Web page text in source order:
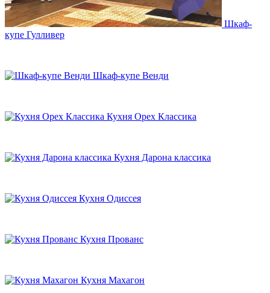
Шкаф-
купе Гулливер
Шкаф-купе Венди
Кухня Орех Классика
Кухня Дарона классика
Кухня Одиссея
Кухня Прованс
Кухня Махагон